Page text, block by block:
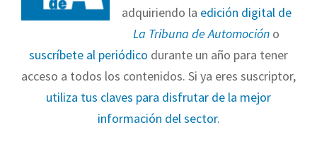
adquiriendo la edición digital de
La Tribuna de Automoción o
suscríbete al periódico durante un año para tener
acceso a todos los contenidos. Si ya eres suscriptor,
utiliza tus claves para disfrutar de la mejor
información del sector.